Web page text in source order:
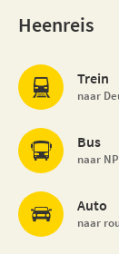
Heenreis
Trein
naar
Bus
naar
Auto
naar